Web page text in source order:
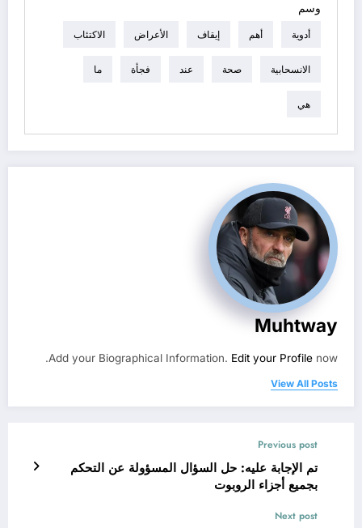
وسم
أدوية أهم إيقاف الأعراض الاكتئاب
الانسحابية صحة عند فجأة ما
هي
Muhtway
Add your Biographical Information. Edit your Profile now.
View All Posts
Previous post
تم الإجابة عليه: حل السؤال المسؤولة عن التحكم
بجميع أجزاء الروبوت
Next post